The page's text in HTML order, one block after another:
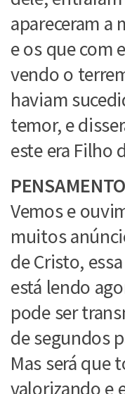
apareceram a
e os que com
vendo o
haviam
temor, e
este era Filho
PENSAMENTO
Vemos e
muitos
de Cristo,
está lendo
pode ser
de segundos
Mas será que
valorizando e